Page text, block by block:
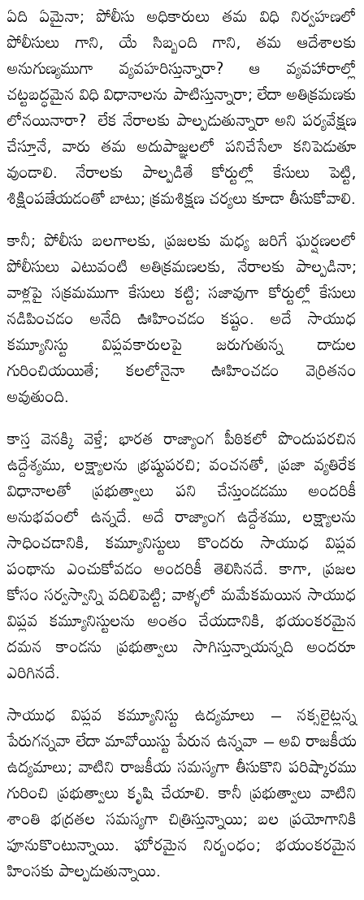
ఏది ఏమైనా; పోలీసు అధికారులు తమ విధి నిర్వహణలో
పోలీసులు గాని, యే సిబ్బంది గాని, తమ ఆదేశాలకు
అనుగుణ్యముగా వ్యవహరిస్తున్నారా? ఆ వ్యవహారాల్లో
చట్టబద్ధమైన విధి విధానాలను పాటిస్తున్నారా; లేదా అతిక్రమణకు
లోనయినారా? లేక నేరాలకు పాల్పడుతున్నారా అని పర్యవేక్షణ
చేస్తూనే, వారు తమ అదుపాజ్ఞలలో పనిచేసేలా కనిపెడుతూ
వుండాలి. నేరాలకు పాల్పడితే కోర్టుల్లో కేసులు పెట్టి,
శిక్షింపజేయడంతో బాటు; క్రమశిక్షణ చర్యలు కూడా తీసుకోవాలి.
కానీ; పోలీసు బలగాలకు, ప్రజలకు మధ్య జరిగే ఘర్షణలలో
పోలీసులు ఎటువంటి అతిక్రమణలకు, నేరాలకు పాల్పడినా;
వాళ్లపై సక్రమముగా కేసులు కట్టి; సజావుగా కోర్టుల్లో కేసులు
నడిపించడం అనేది ఊహించడం కష్టం. అదే సాయుధ
కమ్యూనిస్టు విప్లవకారులపై జరుగుతున్న దాడుల
గురించియయితే; కలలోనైనా ఊహించడం వెర్రితనం
అవుతుంది.
కాస్త వెనక్కి వెళ్తే; భారత రాజ్యాంగ పీఠికలో పొందుపరచిన
ఉద్దేశ్యము, లక్ష్యాలను భ్రష్టుపరచి; వంచనతో, ప్రజా వ్యతిరేక
విధానాలతో ప్రభుత్వాలు పని చేస్తుండడము అందరికీ
అనుభవంలో ఉన్నదే. అదే రాజ్యాంగ ఉద్దేశము, లక్ష్యాలను
సాధించడానికి, కమ్యూనిస్టులు కొందరు సాయుధ విప్లవ
పంథాను ఎంచుకోవడం అందరికీ తెలిసినదే. కాగా, ప్రజల
కోసం సర్వస్వాన్ని వదిలిపెట్టి; వాళ్ళలో మమేకమయిన సాయుధ
విప్లవ కమ్యూనిస్టులను అంతం చేయడానికి, భయంకరమైన
దమన కాండను ప్రభుత్వాలు సాగిస్తున్నాయన్నది అందరూ
ఎరిగినదే.
సాయుధ విప్లవ కమ్యూనిస్టు ఉద్యమాలు – నక్సలైట్లన్న
పేరుగన్నవా లేదా మావోయిస్టు పేరున ఉన్నవా – అవి రాజకీయ
ఉద్యమాలు; వాటిని రాజకీయ సమస్యగా తీసుకొని పరిష్కారము
గురించి ప్రభుత్వాలు కృషి చేయాలి. కానీ ప్రభుత్వాలు వాటిని
శాంతి భద్రతల సమస్యగా చిత్రిస్తున్నాయి; బల ప్రయోగానికి
పూనుకొంటున్నాయి. ఘోరమైన నిర్బంధం; భయంకరమైన
హింసకు పాల్పడుతున్నాయి.